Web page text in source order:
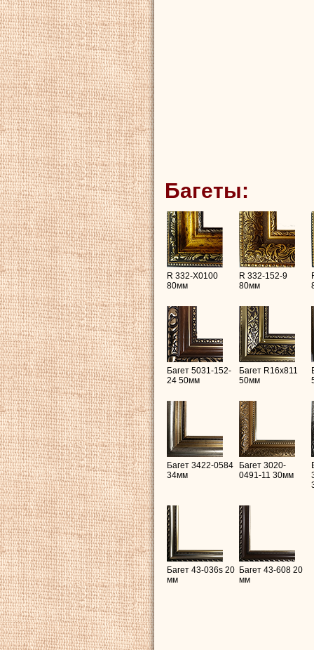
Багеты:
R 332-X0100
80мм
R 332-152-9
80мм
Багет 5031-152-
24 50мм
Багет R16х811
50мм
Багет 3422-0584
34мм
Багет 3020-
0491-11 30мм
Багет 43-036s 20
мм
Багет 43-608 20
мм